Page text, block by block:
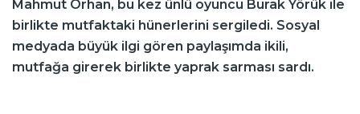
Mahmut Orhan, bu kez ünlü oyuncu Burak Yörük ile
birlikte mutfaktaki hünerlerini sergiledi. Sosyal
medyada büyük ilgi gören paylaşımda ikili,
mutfağa girerek birlikte yaprak sarması sardı.